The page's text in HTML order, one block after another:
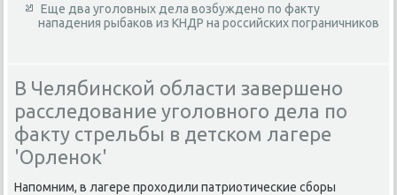
Еще два уголовных дела возбуждено по факту
нападения рыбаков из КНДР на российских пограничников
В Челябинской области завершено
расследование уголовного дела по
факту стрельбы в детском лагере
'Орленок'
Напомним, в лагере проходили патриотические сборы